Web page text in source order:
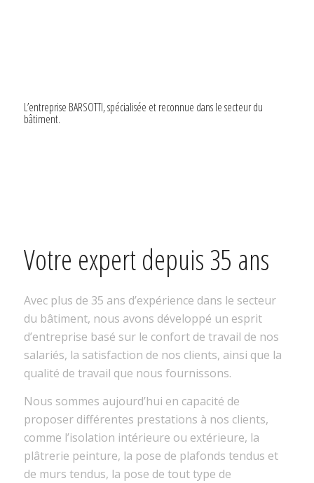
L’entreprise BARSOTTI, spécialisée et reconnue dans le secteur du
bâtiment.
Votre expert depuis 35 ans
Avec plus de 35 ans d’expérience dans le secteur
du bâtiment, nous avons développé un esprit
d’entreprise basé sur le confort de travail de nos
salariés, la satisfaction de nos clients, ainsi que la
qualité de travail que nous fournissons.
Nous sommes aujourd’hui en capacité de
proposer différentes prestations à nos clients,
comme l’isolation intérieure ou extérieure, la
plâtrerie peinture, la pose de plafonds tendus et
de murs tendus, la pose de tout type de